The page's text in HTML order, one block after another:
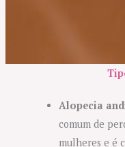
Alopecia
comum de
mulheres e é